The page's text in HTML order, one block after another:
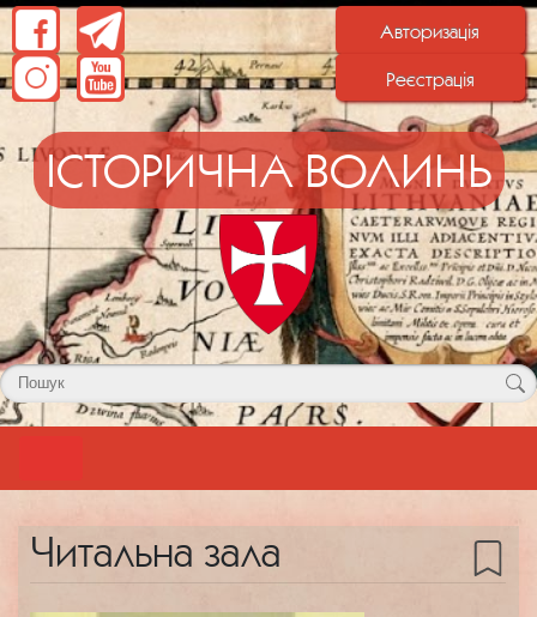
Авторизація
Реєстрація
ІСТОРИЧНА ВОЛИНЬ
Читальна зала